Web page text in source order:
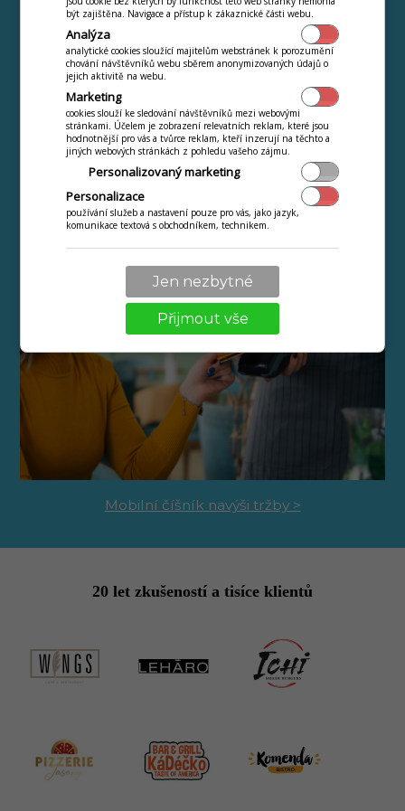
5 výhod mobilní pokladny >
Mobilní číšník navýši tržby >
20 let zkušeností a tisíce klientů
být zajištěna. Navigace a přístup k zákaznické části webu.
Analýza
analytické cookies sloužící majitelům webstránek k porozumění
chování návštěvníků webu sběrem anonymizovaných údajů o
jejich aktivitě na webu.
Marketing
cookies slouží ke sledování návštěvníků mezi webovými
stránkami. Účelem je zobrazení relevatních reklam, které jsou
hodnotnější pro vás a tvůrce reklam, kteří inzerují na těchto a
jiných webových stránkách z pohledu vašeho zájmu.
Personalizovaný marketing
Personalizace
používání služeb a nastavení pouze pro vás, jako jazyk,
komunikace textová s obchodníkem, technikem.
Jen nezbytné
Přijmout vše